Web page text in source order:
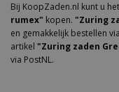
Bij KoopZaden.nl kunt u
rumex" kopen. "Zuring
en gemakkelijk bestellen
artikel "Zuring zaden
via PostNL.